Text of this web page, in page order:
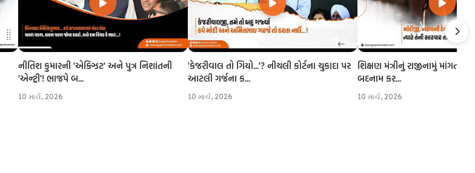
નીતિશ કુમારની 'એક્ઝિટ' અને પુત્ર નિશાંતની
'એન્ટ્રી'! ભાજપે બ...
10 માર્ચ, 2026
'કેજરીવાલ તો ગિયો...'? નીચલી કોર્ટના ચુકાદા પર
આટલી ગર્જના ક...
10 માર્ચ, 2026
શિક્ષણ મંત્રીનું રાજીનામું માંગતા
બદનામ કર...
10 માર્ચ, 2026